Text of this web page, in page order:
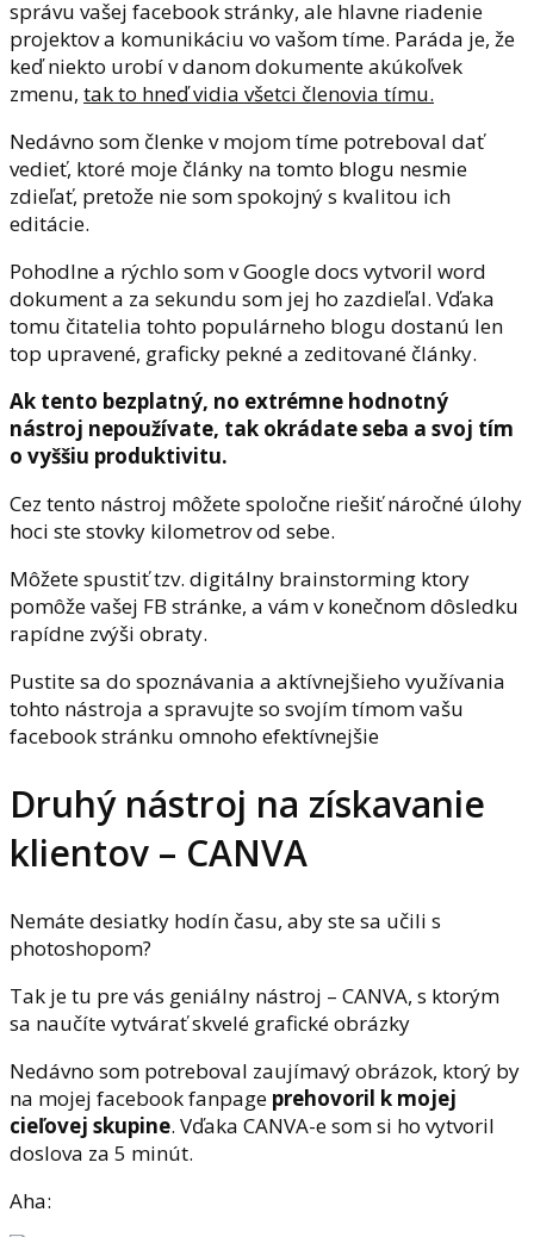
správu vašej facebook stránky, ale hlavne riadenie
projektov a komunikáciu vo vašom tíme. Paráda je, že
keď niekto urobí v danom dokumente akúkoľvek
zmenu, tak to hneď vidia všetci členovia tímu.
Nedávno som členke v mojom tíme potreboval dať
vedieť, ktoré moje články na tomto blogu nesmie
zdieľať, pretože nie som spokojný s kvalitou ich
editácie.
Pohodlne a rýchlo som v Google docs vytvoril word
dokument a za sekundu som jej ho zazdieľal. Vďaka
tomu čitatelia tohto populárneho blogu dostanú len
top upravené, graficky pekné a zeditované články.
Ak tento bezplatný, no extrémne hodnotný
nástroj nepoužívate, tak okrádate seba a svoj tím
o vyššiu produktivitu.
Cez tento nástroj môžete spoločne riešiť náročné úlohy
hoci ste stovky kilometrov od sebe.
Môžete spustiť tzv. digitálny brainstorming ktory
pomôže vašej FB stránke, a vám v konečnom dôsledku
rapídne zvýši obraty.
Pustite sa do spoznávania a aktívnejšieho využívania
tohto nástroja a spravujte so svojím tímom vašu
facebook stránku omnoho efektívnejšie
Druhý nástroj na získavanie
klientov – CANVA
Nemáte desiatky hodín času, aby ste sa učili s
photoshopom?
Tak je tu pre vás geniálny nástroj – CANVA, s ktorým
sa naučíte vytvárať skvelé grafické obrázky
Nedávno som potreboval zaujímavý obrázok, ktorý by
na mojej facebook fanpage prehovoril k mojej
cieľovej skupine. Vďaka CANVA-e som si ho vytvoril
doslova za 5 minút.
Aha: